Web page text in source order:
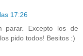
17:26
parar. Excepto los de
pido todos! Besitos :)